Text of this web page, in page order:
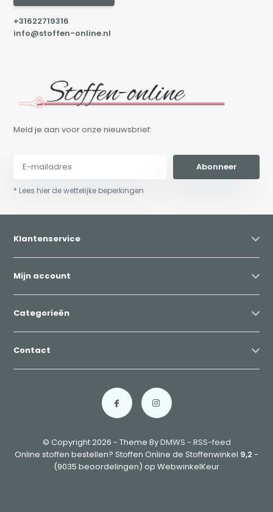
+31622719316
info@stoffen-online.nl
Meld je aan voor onze nieuwsbrief:
Abonneer
* Lees hier de wettelijke beperkingen
Klantenservice
Mijn account
Categorieën
Contact
© Copyright 2026 - Theme ByDMWS - RSS-feed
Online stoffen bestellen? Stoffen Online de Stoffenwinkel 9,2 -
(9035 beoordelingen) op WebwinkelKeur